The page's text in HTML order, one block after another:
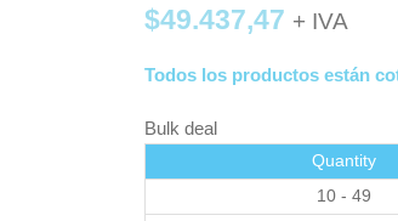
$49.437,47 + IVA
Todos los productos están
Bulk deal
Quantity
10 - 49